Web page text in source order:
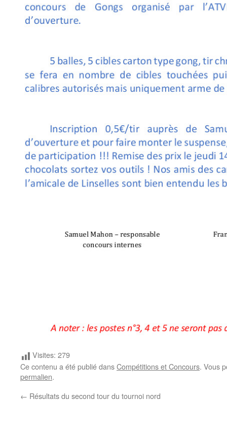
Visites: 279
Ce contenu a été publié dansCompétitions et Concours. Vous
permalien.
← Résultats du second tour du tournoi nord